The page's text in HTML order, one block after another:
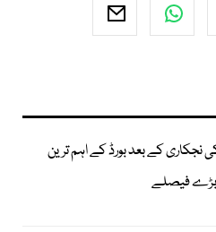
نجکاری کے بعد بورڈ کے اہم ترین
فیصلے